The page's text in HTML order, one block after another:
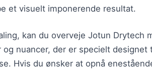
et visuelt imponerende resultat.
kan du overveje Jotun Drytech
nuancer, der er specielt
Hvis du ønsker at opnå